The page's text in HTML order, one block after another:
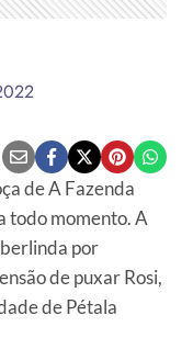
de A Fazenda
todo momento. A
por
de puxar Rosi,
de Pétala